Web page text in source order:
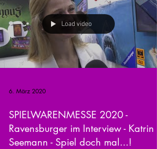
Load video
6. März 2020
SPIELWARENMESSE 2020 -
Ravensburger im Interview - Katrin
Seemann - Spiel doch mal...!